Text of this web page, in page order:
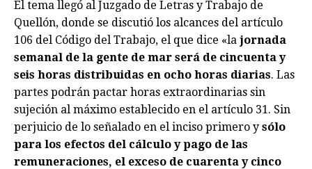
El tema llegó al Juzgado de Letras y Trabajo de
Quellón, donde se discutió los alcances del artículo
106 del Código del Trabajo, el que dice «la jornada
semanal de la gente de mar será de cincuenta y
seis horas distribuidas en ocho horas diarias. Las
partes podrán pactar horas extraordinarias sin
sujeción al máximo establecido en el artículo 31. Sin
perjuicio de lo señalado en el inciso primero y sólo
para los efectos del cálculo y pago de las
remuneraciones, el exceso de cuarenta y cinco